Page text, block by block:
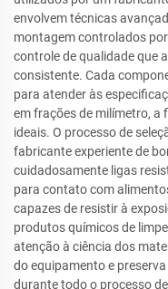
envolvem técnicas
montagem controlados
controle de qualidade que
consistente. Cada
para atender às
em frações de milímetro, a
ideais. O processo de
fabricante experiente de
cuidadosamente ligas
para contato com
capazes de resistir à
produtos químicos de
atenção à ciência dos
do equipamento e
durante todo o processo